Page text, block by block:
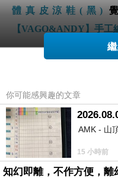
體真皮涼鞋(黑)
【VAGO&ANDY】手工
花美體真皮涼鞋(黑)而
不用等店家開門也不用看
你可能感興趣的文章
AMK - 山
15 小時前
知幻即離，不作方便，離